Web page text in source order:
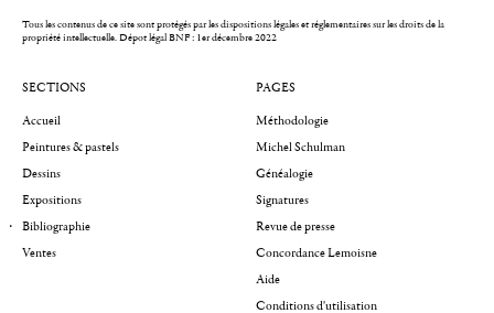
Tous les contenus de ce site sont protégés par les dispositions légales et réglementaires sur les droits de la
propriété intellectuelle.Dépot légal BNF : 1er décembre 2022
SECTIONS
Accueil
Peintures & pastels
Dessins
Expositions
Bibliographie
Ventes
PAGES
Méthodologie
Michel Schulman
Généalogie
Signatures
Revue de presse
Concordance Lemoisne
Aide
Conditions d'utilisation